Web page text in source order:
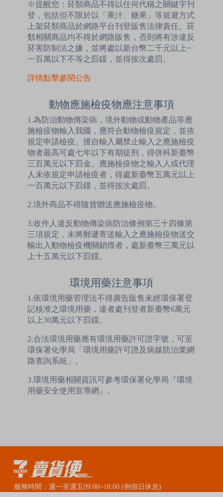
※提醒您：菸類商品不得以任何代稱之關鍵字刊
登，包括但不限於以「果汁、糖果」等規避方式
上架菸類商品於網路平台刊登販售法律責任。菸
類相關商品均不得於網路販售，否則將有涉違反
菸害防制法之嫌，並將處以新台幣二千元以上~
一百萬以下不等之罰鍰，並得按次處罰。
詳情點擊參閱公告
動物應施檢疫物應注意事項
1.為防治動物傳染病，境外動物或動物產品等應
施檢疫物輸入我國，應符合動物檢疫規定，並依
規定申請檢疫。擅自輸入屬禁止輸入之應施檢疫
物者最高可處七年以下有期徒刑，得併科新臺幣
三百萬元以下罰金。應施檢疫物之輸入人或代理
人未依規定申請檢疫者，得處新臺幣五萬元以上
一百萬元以下罰鍰，並得按次處罰。
2.境外商品不得隨貨贈送應施檢疫物。
3.收件人違反動物傳染病防治條例第三十四條第
三項規定，未將郵遞寄送輸入之應施檢疫物送交
輸出入動物檢疫機關銷燬者，處新臺幣三萬元以
上十五萬元以下罰鍰。
環境用藥注意事項
1.依環境用藥管理法不得廣告販售未經環保署登
記核准之環境用藥，違者處刊登者新臺幣6萬元
以上30萬元以下罰鍰。
2.合法環境用藥應有環境用藥許可證字號，可至
環保署化學局「環境用藥許可證及病媒防治業網
路查詢系統」。
3.環境用藥相關資訊可參考環保署化學局『環境
用藥安全使用宣導網』。
服務時間：週一至週五09:00~18:00 (例假日休息)